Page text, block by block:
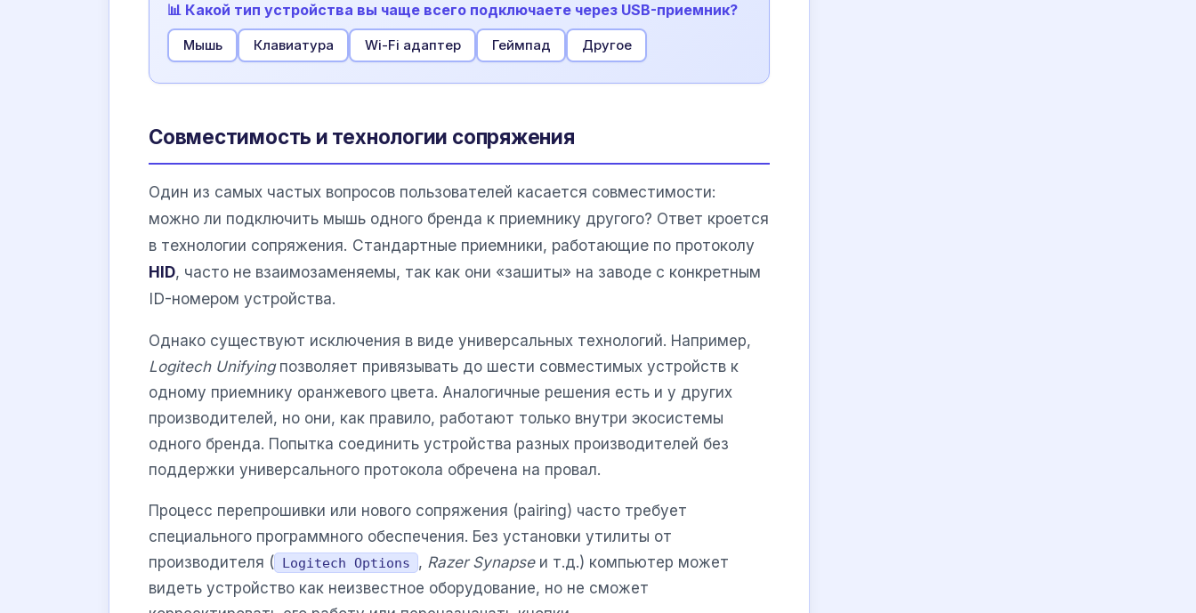
📊 Какой тип устройства вы чаще всего подключаете через USB-приемник?
Мышь Клавиатура Wi-Fi адаптер Геймпад Другое
Совместимость и технологии сопряжения
Один из самых частых вопросов пользователей касается совместимости:
можно ли подключить мышь одного бренда к приемнику другого? Ответ кроется
в технологии сопряжения. Стандартные приемники, работающие по протоколу
HID, часто не взаимозаменяемы, так как они «зашиты» на заводе с конкретным
ID-номером устройства.
Однако существуют исключения в виде универсальных технологий. Например,
Logitech Unifyingпозволяет привязывать до шести совместимых устройств к
одному приемнику оранжевого цвета. Аналогичные решения есть и у других
производителей, но они, как правило, работают только внутри экосистемы
одного бренда. Попытка соединить устройства разных производителей без
поддержки универсального протокола обречена на провал.
Процесс перепрошивки или нового сопряжения (pairing) часто требует
специального программного обеспечения. Без установки утилиты от
производителя ( Logitech Options , Razer Synapseи т.д.) компьютер может
видеть устройство как неизвестное оборудование, но не сможет